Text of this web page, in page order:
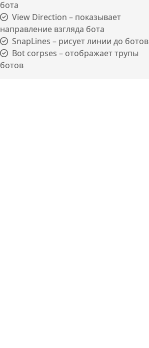
бота
View Direction – показывает
направление взгляда бота
SnapLines – рисует линии до ботов
Bot corpses – отображает трупы
ботов